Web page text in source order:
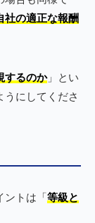
社の適正な報酬
するのか」とい
うにしてくださ
ントは「等級と